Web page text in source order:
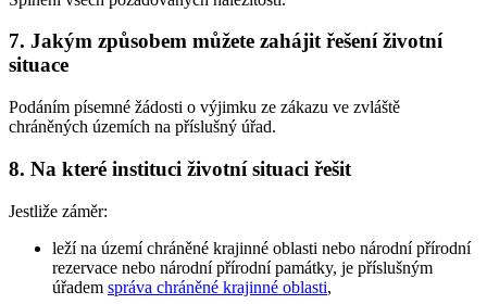
7. Jakým způsobem můžete zahájit řešení životní
situace
Podáním písemné žádosti o výjimku ze zákazu ve zvláště
chráněných územích na příslušný úřad.
8. Na které instituci životní situaci řešit
Jestliže záměr:
leží na území chráněné krajinné oblasti nebo národní přírodní
rezervace nebo národní přírodní památky, je příslušným
úřadem správa chráněné krajinné oblasti,